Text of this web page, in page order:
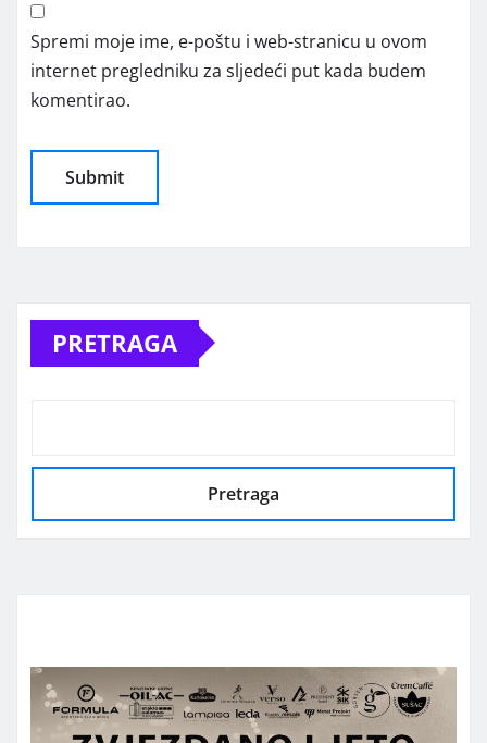
Spremi moje ime, e-poštu i web-stranicu u ovom
internet pregledniku za sljedeći put kada budem
komentirao.
PRETRAGA
Pretraga